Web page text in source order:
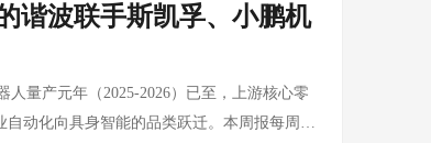
谐波联手斯凯孚、小鹏机
量产元年（2025-2026）已至，上游核心零
动化向具身智能的品类跃迁。本周报每周系